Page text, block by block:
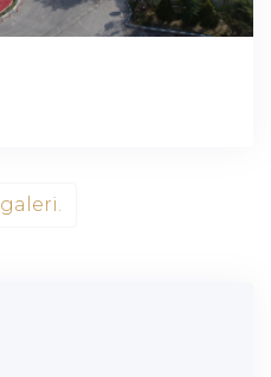
galeri.